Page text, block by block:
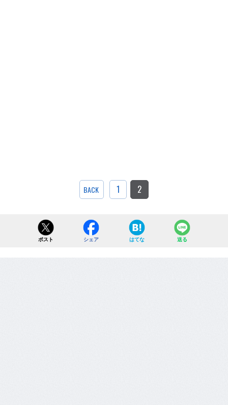
BACK 1 2
ポスト シェア はてな 送る